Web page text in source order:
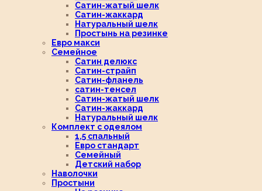
Сатин-жатый шелк
Сатин-жаккард
Натуральный шелк
Простынь на резинке
Евро макси
Семейное
Сатин делюкс
Сатин-страйп
Сатин-фланель
сатин-тенсел
Сатин-жатый шелк
Сатин-жаккард
Натуральный шелк
Комплект с одеялом
1,5 спальный
Евро стандарт
Семейный
Детский набор
Наволочки
Простыни